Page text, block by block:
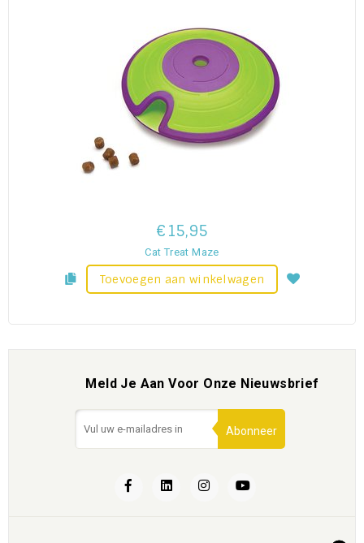
€15,95
Cat Treat Maze
Toevoegen aan winkelwagen
Meld Je Aan Voor Onze Nieuwsbrief
Abonneer